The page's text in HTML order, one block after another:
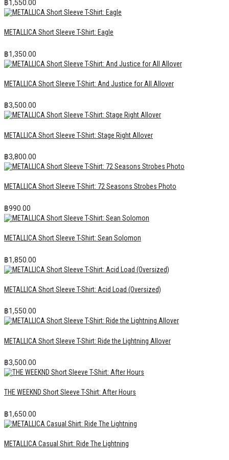
฿1,550.00
METALLICA Short Sleeve T-Shirt: Eagle
฿1,350.00
METALLICA Short Sleeve T-Shirt: And Justice for All Allover
฿3,500.00
METALLICA Short Sleeve T-Shirt: Stage Right Allover
฿3,800.00
METALLICA Short Sleeve T-Shirt: 72 Seasons Strobes Photo
฿990.00
METALLICA Short Sleeve T-Shirt: Sean Solomon
฿1,850.00
METALLICA Short Sleeve T-Shirt: Acid Load (Oversized)
฿1,550.00
METALLICA Short Sleeve T-Shirt: Ride the Lightning Allover
฿3,500.00
THE WEEKND Short Sleeve T-Shirt: After Hours
฿1,650.00
METALLICA Casual Shirt: Ride The Lightning